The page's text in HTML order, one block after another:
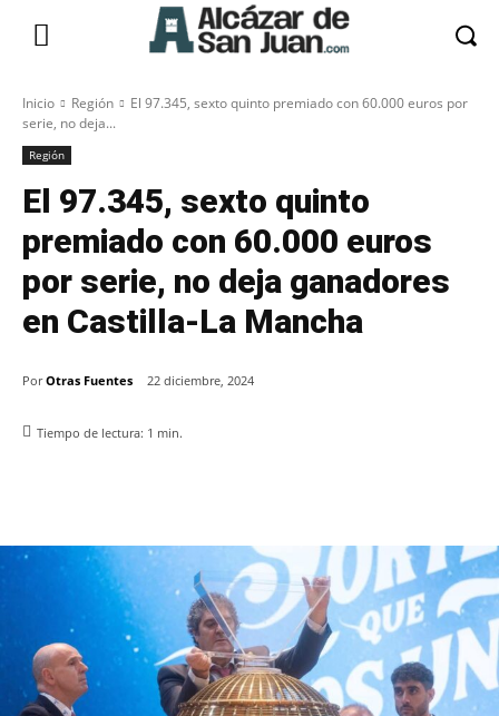
Inicio Región
El 97.345, sexto quinto premiado con 60.000 euros por
serie, no deja...
Región
El 97.345, sexto quinto
premiado con 60.000 euros
por serie, no deja ganadores
en Castilla-La Mancha
Por Otras Fuentes 22 diciembre, 2024
Tiempo de lectura: 1 min.